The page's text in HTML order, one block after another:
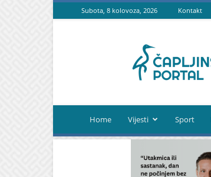
Subota, 8 kolovoza, 2026 Kontakt
portal
Home Vijesti Sport